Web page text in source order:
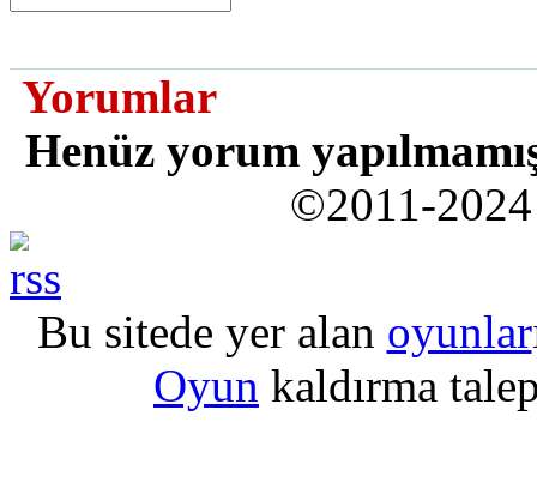
Yorumlar
Henüz yorum
©2011-
Bu sitede yer alan oyunlar
Oyun kaldırma